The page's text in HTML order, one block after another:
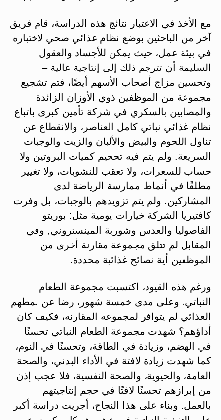
مع الأخذ في الاعتبار نتائج هذه الدراسة، قام فريق
آخر من الباحثين بوضع نظام غذائي صحي لاختباره
في بيئة عمل، حيث يمكن للأجساد والعقول
السليمة أن تترجم ذلك إلى إنتاجية عالية –
وتحسين مزاج أصحاب الأسهم أيضًا، فتم تشجيع
مجموعة من الموظفين ذوي الأوزان الزائدة
والمصابين بالسكري في شركة تأمين كبرى باتباع
نظام غذائي نباتي كامل العناصر، والانقطاع عن
تناول اللحوم والبيض والألبان والزيت والوجبات
السريعة. ولم يتم فيه تحجيم كميات البروتين ولا
حساب للسعرات، ولا تعقب للنشويات، ولا تغيير
مطلقًا في أنماط ممارسة الرياضة لدى
المشاركين. ولم يتم تزويدهم بالوجبات، بل وفرت
كافتيريا الشركة خيارات يومية مثل: بوريتو
الفاصوليا والعدس وشوربة المينستروني, وفي
المقابل لم تتلق مجموعة مقارنة أخرى من
الموظفين أية نصائح غذائية محددة.
ورغم هذه القيود، اكتسبت مجموعة الطعام
النباتي، وعلى مدى خمسة شهور، رضا عن نمطهم
الغذائي لم يتوافر لمجموعة المقارنة، فكيف كان
أداؤهم؟ شهدت مجموعة الطعام النباتي تحسنًا
في الهضم، وزيادة في الطاقة، وتحسنًا في النوم،
كما شهدت زيادة لافتة في الأداء البدني، والصحة
العامة، والحيوية، والصحة النفسية، فلا عجب إذن
من إبرازهم تحسنًا لافتًا في حجم إنتاجيتهم
بالعمل. وبناء على هذا النجاح، أجريت دراسة أكبر